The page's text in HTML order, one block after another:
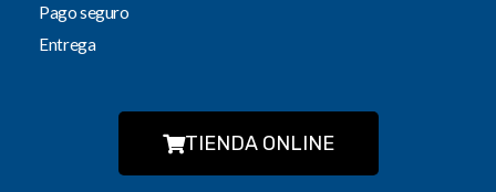
Pago seguro
Entrega
TIENDA ONLINE